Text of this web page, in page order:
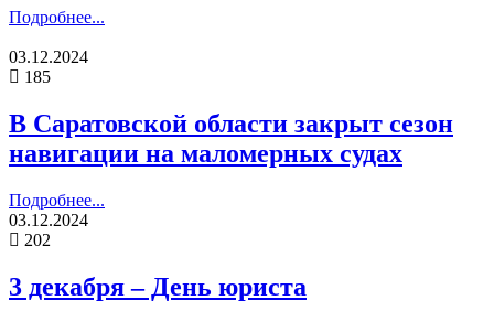
Подробнее...
03.12.2024
185
В Саратовской области закрыт сезон
навигации на маломерных судах
Подробнее...
03.12.2024
202
3 декабря – День юриста